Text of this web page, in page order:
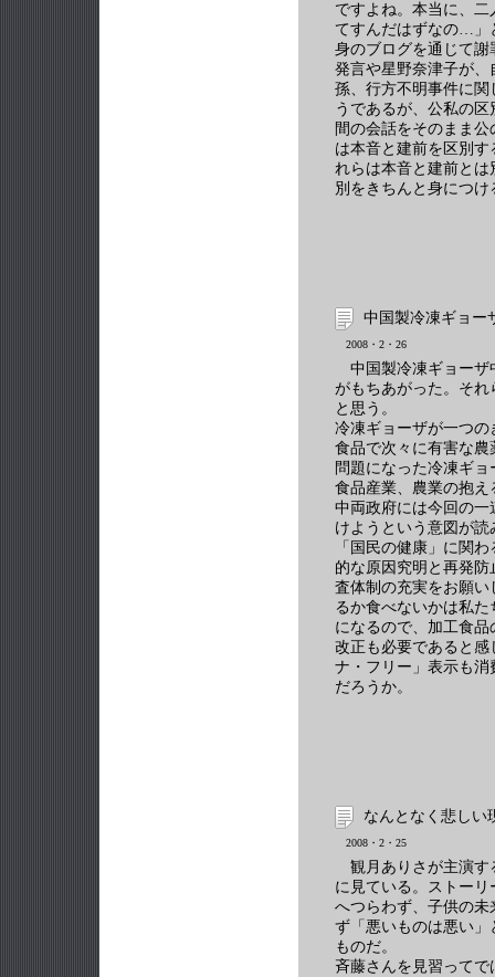
ですよね。本当に、
てすんだはずなの…」
身のブログを通じて
発言や星野奈津子が
孫、行方不明事件に
うであるが、公私の
間の会話をそのまま
は本音と建前を区別
れらは本音と建前と
別をきちんと身につ
中国製冷凍ギョ
2008・2・26
中国製冷凍ギョーザ
がもちあがった。そ
と思う。
冷凍ギョーザが一つ
食品で次々に有害な
問題になった冷凍ギ
食品産業、農業の抱
中両政府には今回の
けようという意図が
「国民の健康」に関
的な原因究明と再発
査体制の充実をお願
るか食べないかは私
になるので、加工食
改正も必要であると
ナ・フリー」表示も
だろうか。
なんとなく悲しい
2008・2・25
観月ありさが主演す
に見ている。ストー
へつらわず、子供の
ず「悪いものは悪い
ものだ。
斉藤さんを見習って